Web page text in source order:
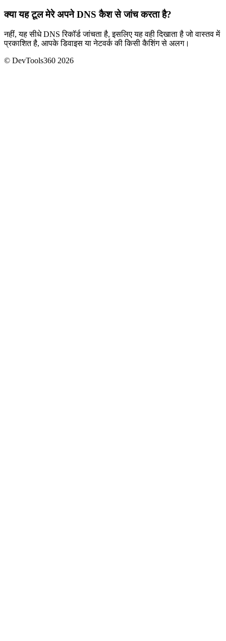
क्या यह टूल मेरे अपने DNS कैश से जांच करता है?
नहीं, यह सीधे DNS रिकॉर्ड जांचता है, इसलिए यह वही दिखाता है जो वास्तव में
प्रकाशित है, आपके डिवाइस या नेटवर्क की किसी कैशिंग से अलग।
© DevTools360 2026